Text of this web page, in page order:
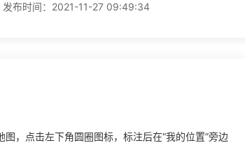
发布时间：2021-11-27 09:49:34
，点击左下角圆圈图标，标注后在“我的位置”旁边